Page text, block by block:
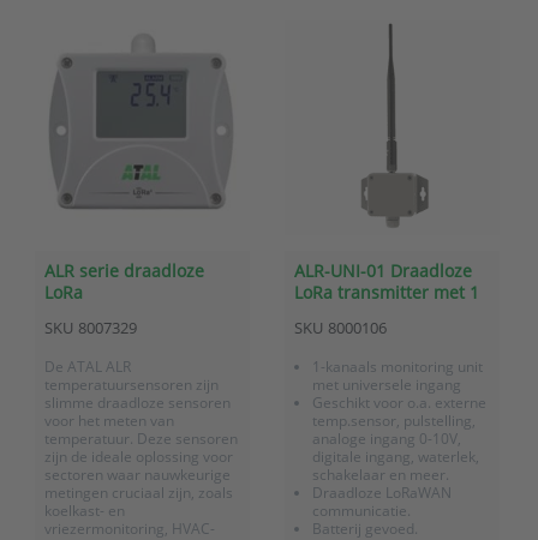
ALR serie draadloze
LoRa
SKU 8007329
De ATAL ALR
temperatuursensoren zijn
slimme draadloze sensoren
voor het meten van
temperatuur. Deze sensoren
zijn de ideale oplossing voor
sectoren waar nauwkeurige
metingen cruciaal zijn, zoals
koelkast- en
vriezermonitoring, HVAC-
ALR-UNI-01 Draadloze
LoRa transmitter met 1
o.a. processignaal,
contact en puls
SKU 8000106
1-kanaals monitoring unit
met universele ingang
Geschikt voor o.a. externe
temp.sensor, pulstelling,
analoge ingang 0-10V,
digitale ingang, waterlek,
schakelaar en meer.
Draadloze LoRaWAN
communicatie.
Batterij gevoed.